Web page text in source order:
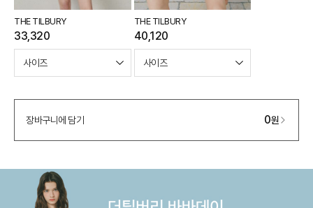
THE TILBURY
33,320
THE TILBURY
40,120
장바구니에 담기 0원